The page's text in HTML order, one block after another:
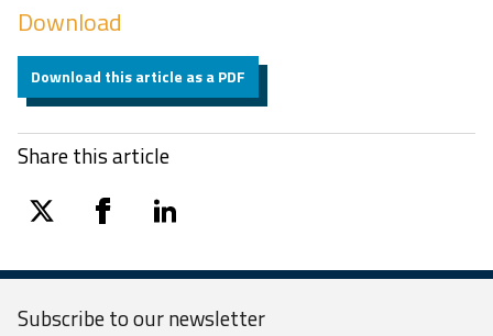
Download
Download this article as a PDF
Share this article
twitter facebooklinkedin
Subscribe to ournewsletter